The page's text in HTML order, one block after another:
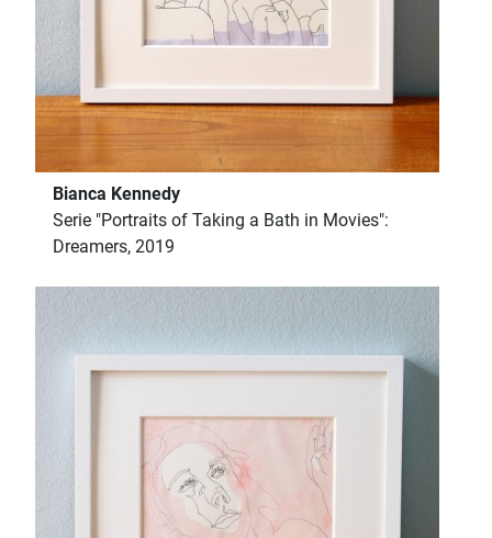
Bianca Kennedy
Serie "Portraits of Taking a Bath in Movies":
Dreamers, 2019